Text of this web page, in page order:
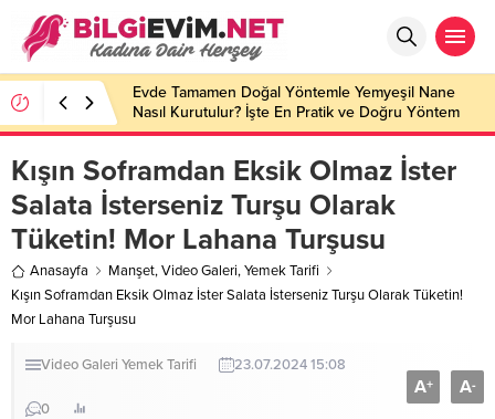
Evde Tamamen Doğal Yöntemle Yemyeşil Nane
Nasıl Kurutulur? İşte En Pratik ve Doğru Yöntem
Kışın Soframdan Eksik Olmaz İster
Salata İsterseniz Turşu Olarak
Tüketin! Mor Lahana Turşusu
Anasayfa Manşet,Video Galeri,Yemek Tarifi
Kışın Soframdan Eksik Olmaz İster Salata İsterseniz Turşu Olarak Tüketin!
Mor Lahana Turşusu
Video Galeri Yemek Tarifi 23.07.2024 15:08
0
A+ A-